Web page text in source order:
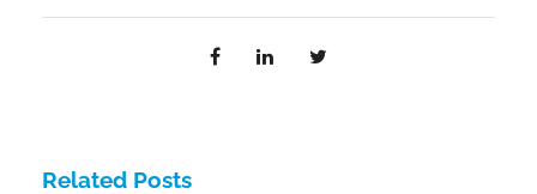
Related Posts